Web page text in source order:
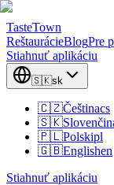
TasteTown
ReštaurácieBlogPre
Stiahnuť aplikáciu
🇸🇰sk
🇨🇿Češtinacs
🇸🇰
🇵🇱Polskipl
🇬🇧Englishen
Stiahnuť aplikáciu